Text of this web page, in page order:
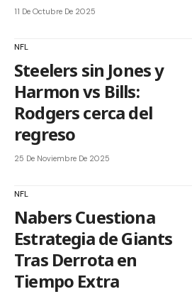
11 De Octubre De 2025
NFL
Steelers sin Jones y
Harmon vs Bills:
Rodgers cerca del
regreso
25 De Noviembre De 2025
NFL
Nabers Cuestiona
Estrategia de Giants
Tras Derrota en
Tiempo Extra